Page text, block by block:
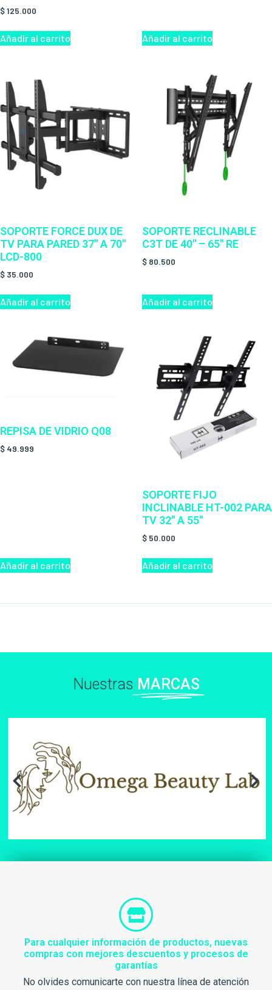
$125.000
Añadir al carrito Añadir al carrito
SOPORTE FORCE DUX DE
TV PARA PARED 37″ A 70″
LCD-800
$ 35.000
Añadir al carrito
SOPORTE RECLINABLE
C3T DE 40″ – 65″ RE
$ 80.500
Añadir al carrito
REPISA DE VIDRIO Q08
$ 49.999
Añadir al carrito
SOPORTE FIJO
INCLINABLE HT-002 PARA
TV 32″ A 55″
$ 50.000
Añadir al carrito
Nuestras MARCAS
Para cualquier información de productos, nuevas
compras con mejores descuentos y procesos de
garantías
No olvides comunicarte con nuestra línea de atención